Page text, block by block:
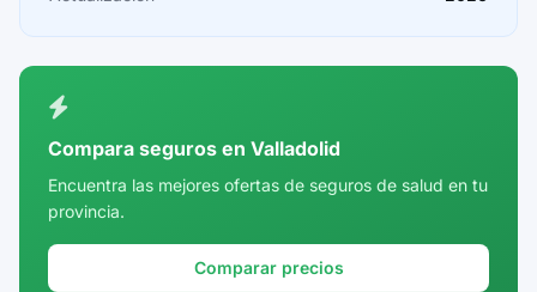
Córdoba
Cuenca
Girona
Compara seguros en Valladolid
Encuentra las mejores ofertas de seguros de salud en tu
provincia.
Comparar precios